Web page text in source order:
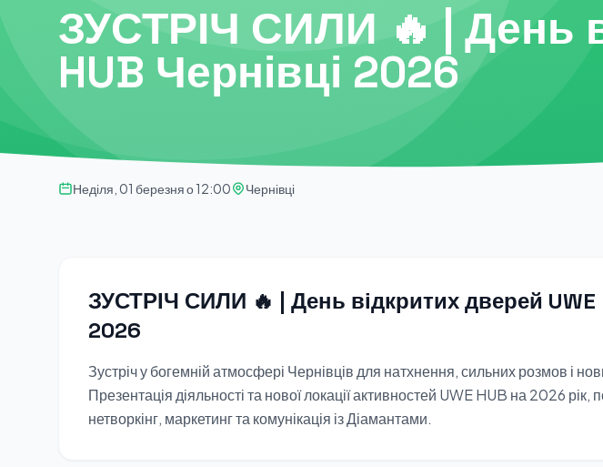
ЗУСТРІЧ СИЛИ 🔥 | День
HUB Чернівці 2026
Неділя, 01 березня о 12:00 Чернівці
ЗУСТРІЧ СИЛИ 🔥 | День відкритих дверей UWE
2026
Зустріч у богемній атмосфері Чернівців для натхнення, сильних розмов і
Презентація діяльності та нової локації активностей UWE HUB на 2026 рік,
нетворкінг, маркетинг та комунікація із Діамантами.